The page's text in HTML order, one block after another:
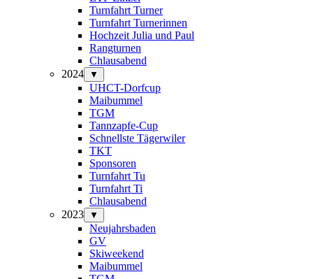
Turnfahrt Turner
Turnfahrt Turnerinnen
Hochzeit Julia und Paul
Rangturnen
Chlausabend
2024
▼
UHCT-Dorfcup
Maibummel
TGM
Tannzapfe-Cup
Schnellste Tägerwiler
TKT
Sponsoren
Turnfahrt Tu
Turnfahrt Ti
Chlausabend
2023
▼
Neujahrsbaden
GV
Skiweekend
Maibummel